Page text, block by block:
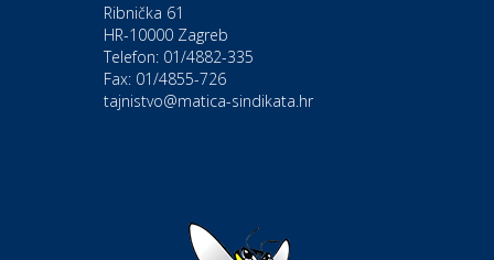
Gastro
Hotel Bunčić Vrbovec
Ribnička 61
HR-10000 Zagreb
Telefon: 01/4882-335
Fax: 01/4855-726
tajnistvo@matica-sindikata.hr